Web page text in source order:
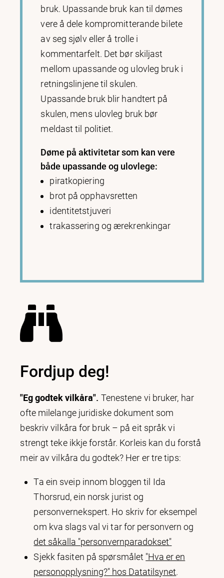
bruk. Upassande bruk kan til dømes
vere å dele kompromitterande bilete
av seg sjølv eller å trolle i
kommentarfelt. Det bør skiljast
mellom upassande og ulovleg bruk i
retningslinjene til skulen.
Upassande bruk blir handtert på
skulen, mens ulovleg bruk bør
meldast til politiet.
Døme på aktivitetar som kan vere
både upassande og ulovlege:
piratkopiering
brot på opphavsretten
identitetstjuveri
trakassering og ærekrenkingar
Fordjup deg!
"Eg godtek vilkåra". Tenestene vi bruker, har
ofte milelange juridiske dokument som
beskriv vilkåra for bruk – på eit språk vi
strengt teke ikkje forstår. Korleis kan du forstå
meir av vilkåra du godtek? Her er tre tips:
Ta ein sveip innom bloggen til Ida
Thorsrud, ein norsk jurist og
personvernekspert. Ho skriv for eksempel
om kva slags val vi tar for personvern og
det såkalla "personvernparadokset"
Sjekk fasiten på spørsmålet "Hva er en
personopplysning?" hos Datatilsynet.